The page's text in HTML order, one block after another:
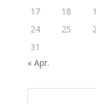
17
18
24
25
31
« Apr.